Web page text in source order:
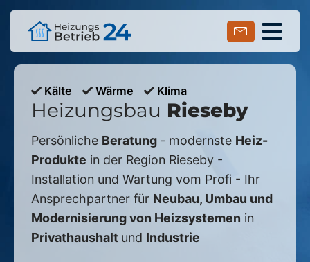
Kälte Wärme Klima
Heizungsbau Rieseby
Persönliche Beratung - modernste Heiz-
Produkte in der Region Rieseby -
Installation und Wartung vom Profi - Ihr
Ansprechpartner für Neubau, Umbau und
Modernisierung von Heizsystemen in
Privathaushalt und Industrie